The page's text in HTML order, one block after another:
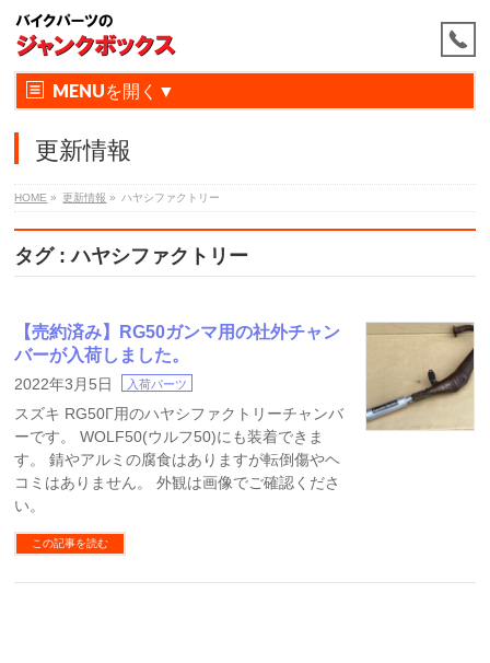
MENU
更新情報
HOME » 更新情報 » ハヤシファクトリー
タグ : ハヤシファクトリー
【売約済み】RG50ガンマ用の社外チャン
バーが入荷しました。
2022年3月5日 入荷パーツ
スズキ RG50Γ用のハヤシファクトリーチャンバ
ーです。 WOLF50(ウルフ50)にも装着できま
す。 錆やアルミの腐食はありますが転倒傷やヘ
コミはありません。 外観は画像でご確認くださ
い。
この記事を読む